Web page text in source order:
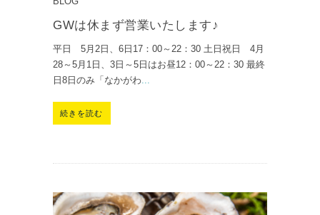
GWは休まず営業いたします♪
平日 5月2日、6日17：00～22：30 土日祝日 4月
28～5月1日、3日～5日はお昼12：00～22：30 最終
日8日のみ「なかがわ...
続きを読む